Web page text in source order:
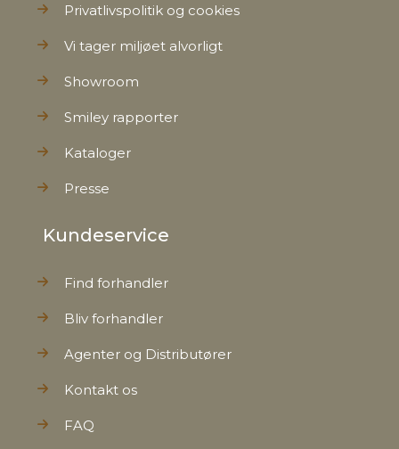
Privatlivspolitik og cookies
Vi tager miljøet alvorligt
Showroom
Smiley rapporter
Kataloger
Presse
Kundeservice
Find forhandler
Bliv forhandler
Agenter og Distributører
Kontakt os
FAQ